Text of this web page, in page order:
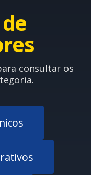
consultar os